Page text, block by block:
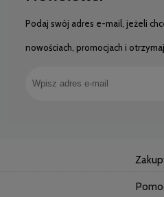
Podaj swój adres e-mail, jeżeli
nowościach, promocjach i